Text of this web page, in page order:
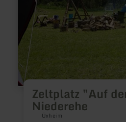
Zeltplatz "Auf
Niederehe
Üxheim